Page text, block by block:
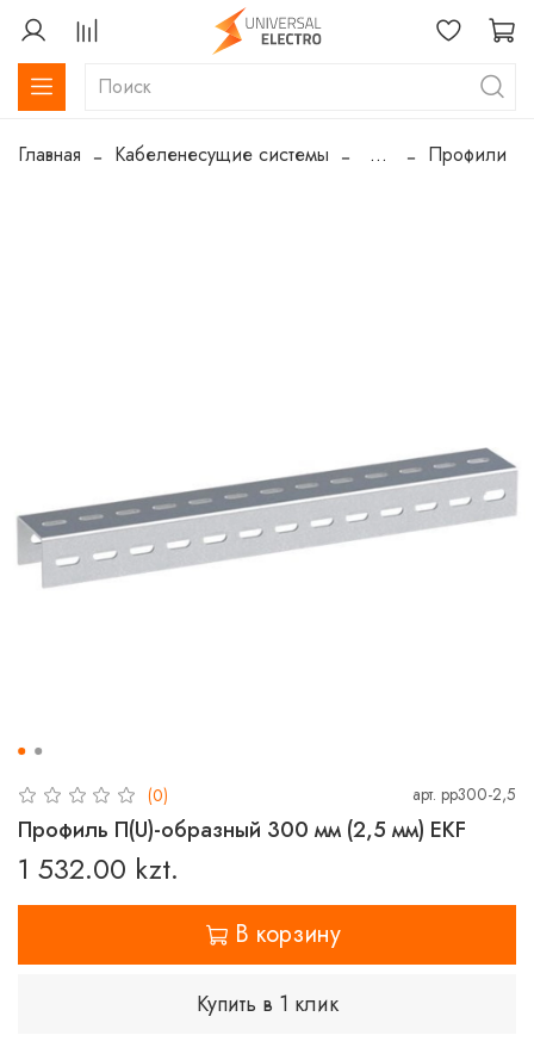
Главная Кабеленесущие системы ... Профили
(0) арт. pp300-2,5
Профиль П(U)-образный 300 мм (2,5 мм) EKF
1 532.00 kzt.
В корзину
Купить в 1 клик